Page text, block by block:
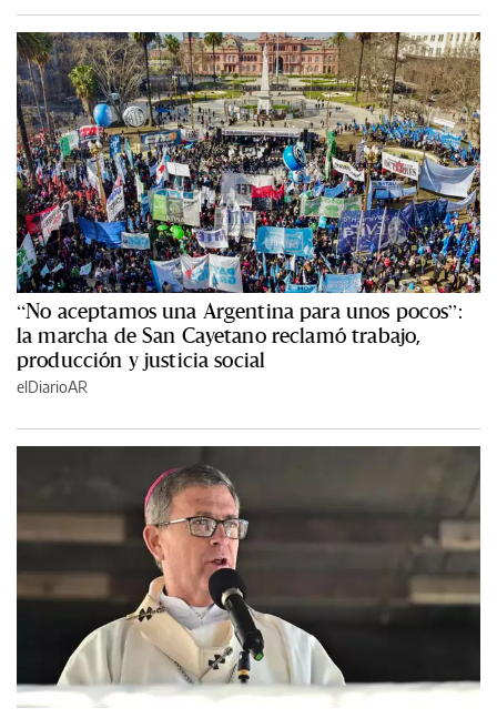
“No aceptamos una Argentina para unos pocos”:
la marcha de San Cayetano reclamó trabajo,
producción y justicia social
elDiarioAR